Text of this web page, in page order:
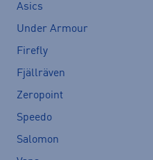
Asics
Under Armour
Firefly
Fjällräven
Zeropoint
Speedo
Salomon